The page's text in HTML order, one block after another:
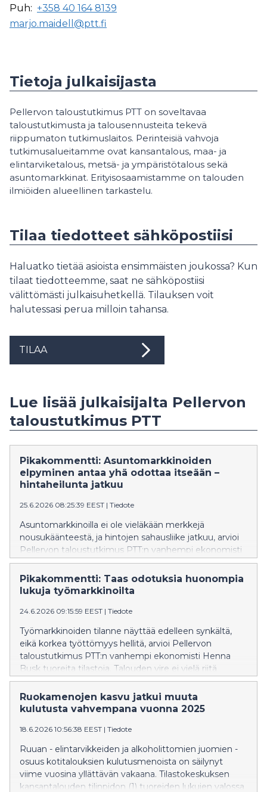
Puh: +358 40 164 8139
marjo.maidell@ptt.fi
Tietoja julkaisijasta
Pellervon taloustutkimus PTT on soveltavaa
taloustutkimusta ja talousennusteita tekevä
riippumaton tutkimuslaitos. Perinteisiä vahvoja
tutkimusalueitamme ovat kansantalous, maa- ja
elintarviketalous, metsä- ja ympäristötalous sekä
asuntomarkkinat. Erityisosaamistamme on talouden
ilmiöiden alueellinen tarkastelu.
Tilaa tiedotteet sähköpostiisi
Haluatko tietää asioista ensimmäisten joukossa? Kun
tilaat tiedotteemme, saat ne sähköpostiisi
välittömästi julkaisuhetkellä. Tilauksen voit
halutessasi perua milloin tahansa.
TILAA
Lue lisää julkaisijalta Pellervon
taloustutkimus PTT
Pikakommentti: Asuntomarkkinoiden
elpyminen antaa yhä odottaa itseään –
hintaheilunta jatkuu
25.6.2026 08:25:39 EEST | Tiedote
Asuntomarkkinoilla ei ole vieläkään merkkejä
nousukäänteestä, ja hintojen sahausliike jatkuu, arvioi
Pellervon taloustutkimus PTT:n vanhempi ekonomisti
Veera Holappa. Työllisyyden heikko kehitys ei
myöskään tue markkinoiden virkoamista.
Pikakommentti: Taas odotuksia huonompia
lukuja työmarkkinoilta
24.6.2026 09:15:59 EEST | Tiedote
Työmarkkinoiden tilanne näyttää edelleen synkältä,
eikä korkea työttömyys hellitä, arvioi Pellervon
taloustutkimus PTT:n vanhempi ekonomisti Henna
Busk tuoreita tilastoja. Talouden vire ei vielä riitä
suunnan kääntämiseen.
Ruokamenojen kasvu jatkui muuta
kulutusta vahvempana vuonna 2025
18.6.2026 10:56:38 EEST | Tiedote
Ruuan - elintarvikkeiden ja alkoholittomien juomien -
osuus kotitalouksien kulutusmenoista on säilynyt
viime vuosina yllättävän vakaana. Tilastokeskuksen
kansantalouden tilinpidon (1) tuoreiden lukujen valossa